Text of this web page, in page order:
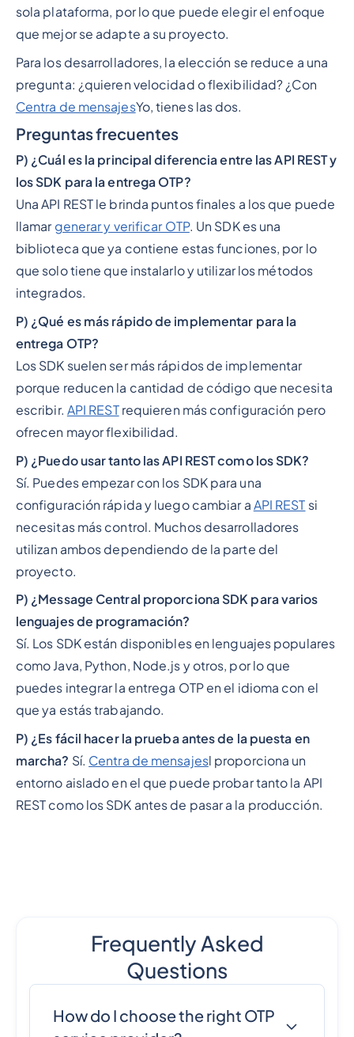
sola plataforma, por lo que puede elegir el enfoque
que mejor se adapte a su proyecto.
Para los desarrolladores, la elección se reduce a una
pregunta: ¿quieren velocidad o flexibilidad? ¿Con
Centra de mensajesYo, tienes las dos.
Preguntas frecuentes
P) ¿Cuál es la principal diferencia entre las API REST y
los SDK para la entrega OTP?
Una API REST le brinda puntos finales a los que puede
llamar generar y verificar OTP. Un SDK es una
biblioteca que ya contiene estas funciones, por lo
que solo tiene que instalarlo y utilizar los métodos
integrados.
P) ¿Qué es más rápido de implementar para la
entrega OTP?
Los SDK suelen ser más rápidos de implementar
porque reducen la cantidad de código que necesita
escribir. API RESTrequieren más configuración pero
ofrecen mayor flexibilidad.
P) ¿Puedo usar tanto las API REST como los SDK?
Sí. Puedes empezar con los SDK para una
configuración rápida y luego cambiar a API REST si
necesitas más control. Muchos desarrolladores
utilizan ambos dependiendo de la parte del
proyecto.
P) ¿Message Central proporciona SDK para varios
lenguajes de programación?
Sí. Los SDK están disponibles en lenguajes populares
como Java, Python, Node.js y otros, por lo que
puedes integrar la entrega OTP en el idioma con el
que ya estás trabajando.
P) ¿Es fácil hacer la prueba antes de la puesta en
marcha? Sí. Centra de mensajesl proporciona un
entorno aislado en el que puede probar tanto la API
REST como los SDK antes de pasar a la producción.
Frequently Asked
Questions
How do I choose the right OTP